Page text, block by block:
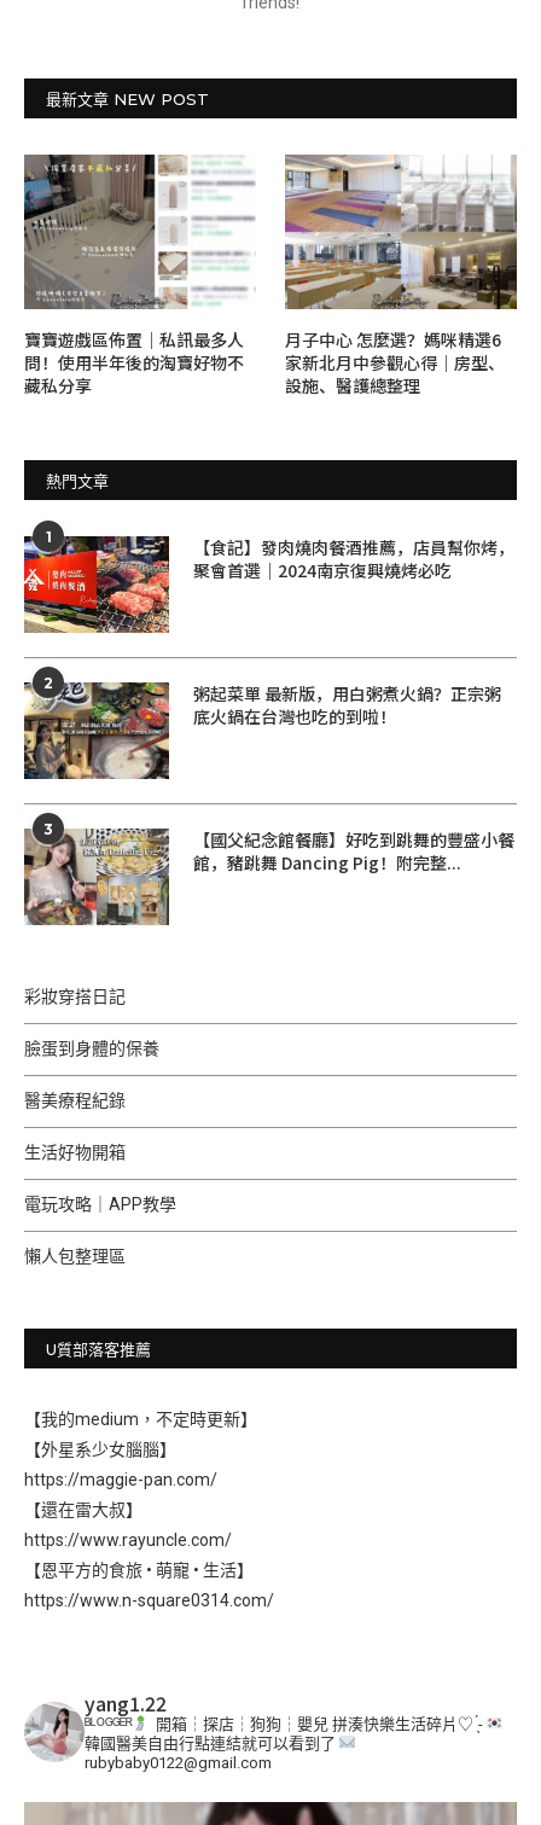
最新文章 NEW POST
寶寶遊戲區佈置｜私訊最多人
問！使用半年後的淘寶好物不
藏私分享
月子中心 怎麼選？媽咪精選6
家新北月中參觀心得｜房型、
設施、醫護總整理
熱門文章
1
【食記】發肉燒肉餐酒推薦，店員幫你烤，
聚會首選｜2024南京復興燒烤必吃
2
粥起菜單 最新版，用白粥煮火鍋？正宗粥
底火鍋在台灣也吃的到啦！
3
【國父紀念館餐廳】好吃到跳舞的豐盛小餐
館，豬跳舞 Dancing Pig！附完整...
彩妝穿搭日記
臉蛋到身體的保養
醫美療程紀錄
生活好物開箱
電玩攻略｜APP教學
懶人包整理區
U質部落客推薦
【我的medium，不定時更新】
【外星系少女腦腦】
https://maggie-pan.com/
【還在雷大叔】
https://www.rayuncle.com/
【恩平方的食旅 • 萌寵 • 生活】
https://www.n-square0314.com/
yang1.22
ᴮᴸᴼᴳᴳᴱᴿ 開箱┆探店┆狗狗┆嬰兒 拼湊快樂生活碎片♡ ̖́-
韓國醫美自由行點連結就可以看到了
rubybaby0122@gmail.com